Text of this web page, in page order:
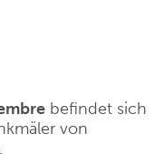
befindet sich
von